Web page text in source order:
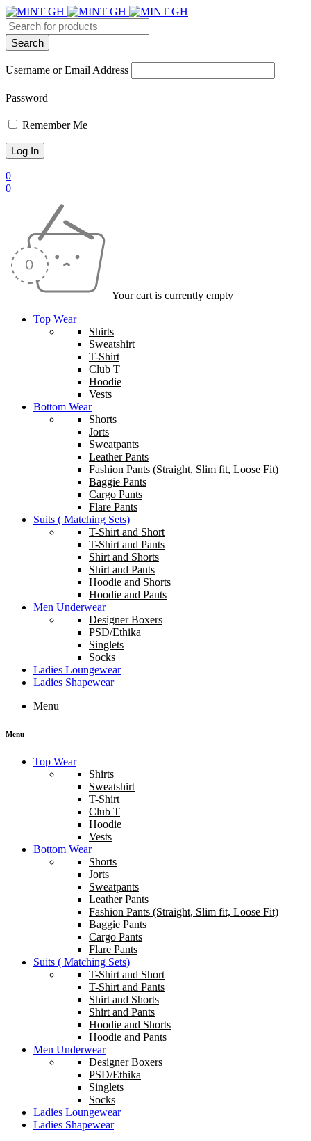
Username or Email Address
Password
Remember Me
0
0
Your cart is currently empty
Top Wear
Shirts
Sweatshirt
T-Shirt
Club T
Hoodie
Vests
Bottom Wear
Shorts
Jorts
Sweatpants
Leather Pants
Fashion Pants (Straight, Slim fit, Loose Fit)
Baggie Pants
Cargo Pants
Flare Pants
Suits ( Matching Sets)
T-Shirt and Short
T-Shirt and Pants
Shirt and Shorts
Shirt and Pants
Hoodie and Shorts
Hoodie and Pants
Men Underwear
Designer Boxers
PSD/Ethika
Singlets
Socks
Ladies Loungewear
Ladies Shapewear
Menu
Menu
Top Wear
Shirts
Sweatshirt
T-Shirt
Club T
Hoodie
Vests
Bottom Wear
Shorts
Jorts
Sweatpants
Leather Pants
Fashion Pants (Straight, Slim fit, Loose Fit)
Baggie Pants
Cargo Pants
Flare Pants
Suits ( Matching Sets)
T-Shirt and Short
T-Shirt and Pants
Shirt and Shorts
Shirt and Pants
Hoodie and Shorts
Hoodie and Pants
Men Underwear
Designer Boxers
PSD/Ethika
Singlets
Socks
Ladies Loungewear
Ladies Shapewear